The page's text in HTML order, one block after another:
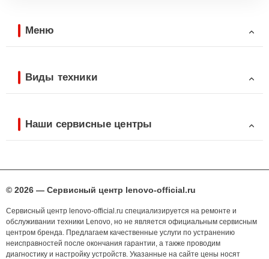
Меню
Виды техники
Наши сервисные центры
© 2026 — Сервисный центр lenovo-official.ru
Сервисный центр lenovo-official.ru специализируется на ремонте и
обслуживании техники Lenovo, но не является официальным сервисным
центром бренда. Предлагаем качественные услуги по устранению
неисправностей после окончания гарантии, а также проводим
диагностику и настройку устройств. Указанные на сайте цены носят